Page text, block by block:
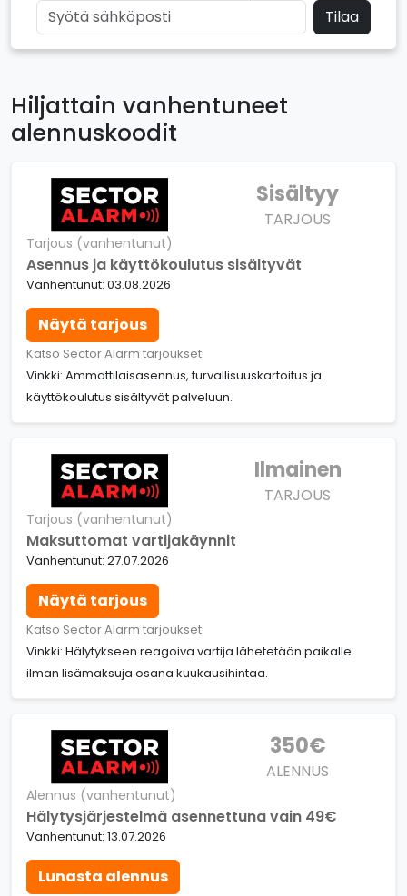
Tilaa
Hiljattain vanhentuneet
alennuskoodit
Sisältyy
TARJOUS
Tarjous (vanhentunut)
Asennus ja käyttökoulutus sisältyvät
Vanhentunut: 03.08.2026
Näytä tarjous
Katso Sector Alarm tarjoukset
Vinkki: Ammattilaisasennus, turvallisuuskartoitus ja
käyttökoulutus sisältyvät palveluun.
Ilmainen
TARJOUS
Tarjous (vanhentunut)
Maksuttomat vartijakäynnit
Vanhentunut: 27.07.2026
Näytä tarjous
Katso Sector Alarm tarjoukset
Vinkki: Hälytykseen reagoiva vartija lähetetään paikalle
ilman lisämaksuja osana kuukausihintaa.
350€
ALENNUS
Alennus (vanhentunut)
Hälytysjärjestelmä asennettuna vain 49€
Vanhentunut: 13.07.2026
Lunasta alennus